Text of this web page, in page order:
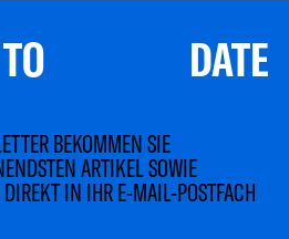
DATE
BEKOMMEN SIE
ARTIKEL SOWIE
IN IHR E-MAIL-POSTFACH